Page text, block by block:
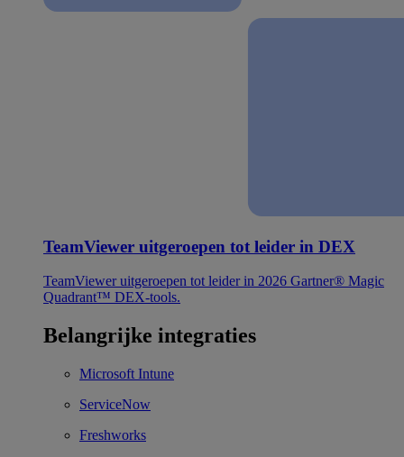
TeamViewer uitgeroepen tot leider in DEX
TeamViewer uitgeroepen tot leider in 2026 Gartner® Magic
Quadrant™ DEX-tools.
Belangrijke integraties
Microsoft Intune
ServiceNow
Freshworks